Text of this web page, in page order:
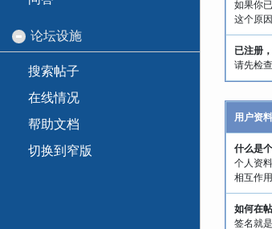
论坛设施
搜索帖子
在线情况
帮助文档
切换到窄版
如果你
这个原
已注册
请先检
用户资
什么是
个人资
相互作
如何在
签名就